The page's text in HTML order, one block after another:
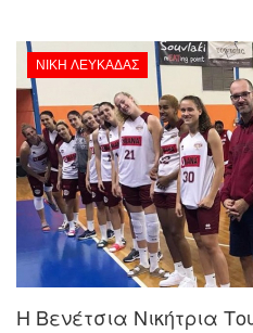
ΝΊΚΗ ΛΕΥΚΆΔΑΣ
Η Βενέτσια Νικήτρια